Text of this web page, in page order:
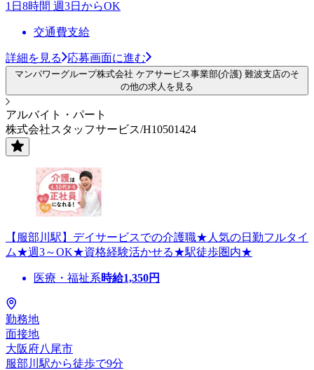
1日8時間 週3日からOK
交通費支給
詳細を見る 応募画面に進む
マンパワーグループ株式会社 ケアサービス事業部(介護) 難波支店のそ
の他の求人を見る
アルバイト・パート
株式会社スタッフサービス/H10501424
【服部川駅】デイサービスでの介護職★人気の日勤フルタイ
ム★週3～OK★資格経験活かせる★駅徒歩圏内★
医療・福祉系時給1,350円
勤務地
面接地
大阪府八尾市
服部川駅から徒歩で9分